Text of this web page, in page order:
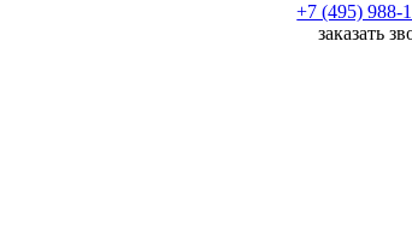
+7 (495) 988-
заказать